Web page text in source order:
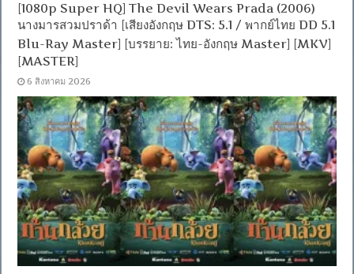
[1080p Super HQ] The Devil Wears Prada (2006)
นางมารสวมปราด้า [เสียงอังกฤษ DTS: 5.1 / พากย์ไทย DD 5.1
Blu-Ray Master] [บรรยาย: ไทย-อังกฤษ Master] [MKV]
[MASTER]
6 สิงหาคม 2026